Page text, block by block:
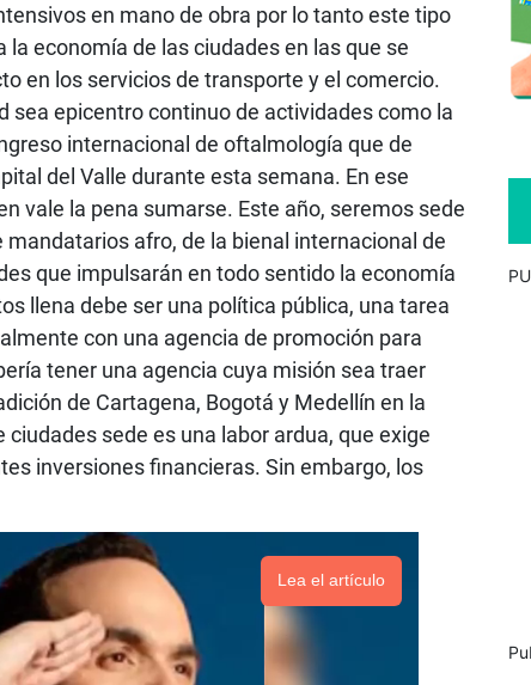
en mano de obra por lo tanto este tipo
economía de las ciudades en las que se
en los servicios de transporte y el comercio.
sea epicentro continuo de actividades como la
internacional de oftalmología que de
del Valle durante esta semana. En ese
vale la pena sumarse. Este año, seremos sede
afro, de la bienal internacional de
que impulsarán en todo sentido la economía
llena debe ser una política pública, una tarea
con una agencia de promoción para
tener una agencia cuya misión sea traer
de Cartagena, Bogotá y Medellín en la
sede es una labor ardua, que exige
inversiones financieras. Sin embargo, los
Lea el artículo